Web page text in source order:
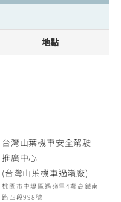
地點
台灣山葉機車安全駕駛
推廣中心
(台灣山葉機車過嶺廠)
桃園市中壢區過嶺里4鄰高鐵南
路四段998號